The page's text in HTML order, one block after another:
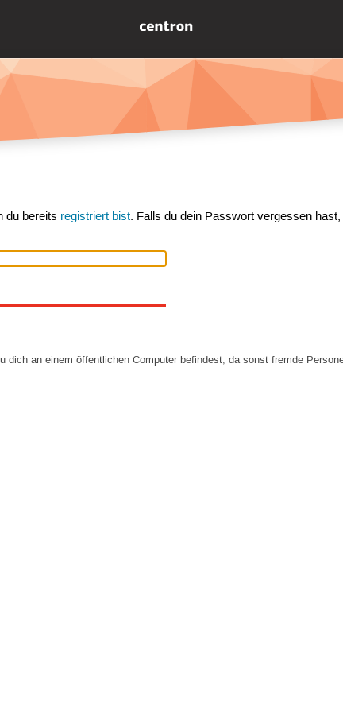
du bereits registriert bist. Falls du dein Passwort vergessen
dich an einem öffentlichen Computer befindest, da sonst fremde